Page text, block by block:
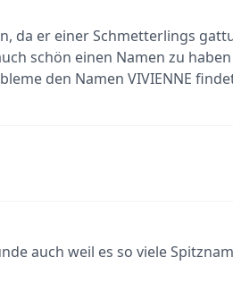
da er einer Schmetterlings
schön einen Namen zu
den Namen VIVIENNE
auch weil es so viele